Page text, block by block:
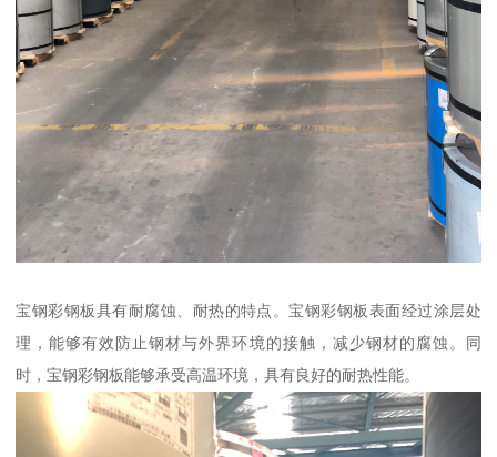
宝钢彩钢板具有耐腐蚀、耐热的特点。宝钢彩钢板表面经过涂层处
理，能够有效防止钢材与外界环境的接触，减少钢材的腐蚀。同
时，宝钢彩钢板能够承受高温环境，具有良好的耐热性能。